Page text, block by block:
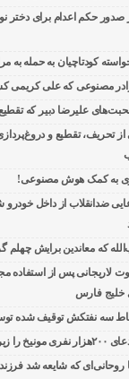
صدور حکم اعدام برای دختر
کودتاچیان به حمله به
مصنوعی که علی کریمی
علیرضا دبیر که
تحریف، تقطیع و
به کمک هوش مصنوعی!
ضدانقلاب از داخل خودرو
که معاندین برایش چهلم
لاریجانی پس از استفاده
خلیج فارس
سه نفتکش توقیف شده
زیر سوال بردند
روحانی‌ای که شایعه شد